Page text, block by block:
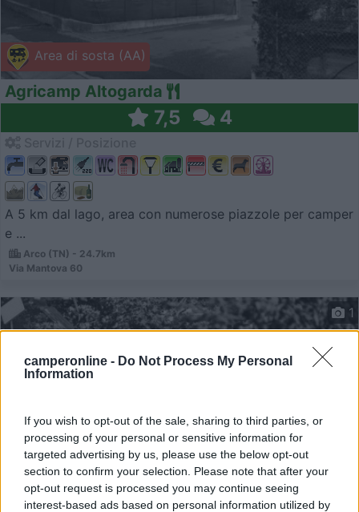
camperonline - Do Not Process My Personal
Information
If you wish to opt-out of the sale, sharing to third parties, or
processing of your personal or sensitive information for
targeted advertising by us, please use the below opt-out
section to confirm your selection. Please note that after your
opt-out request is processed you may continue seeing
interest-based ads based on personal information utilized by
Area di sosta (AA)
Agricamp Altogarda
7,5 4
A 5 km dal lago, area con numerose piazzole per camper
e ...
Arco (TN) - 24.7km
Via Mantova 60
Campeggio
1